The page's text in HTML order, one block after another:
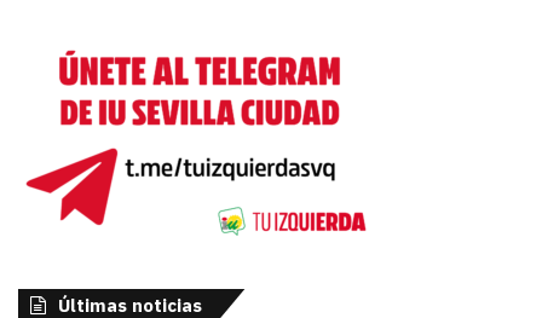
Últimas noticias